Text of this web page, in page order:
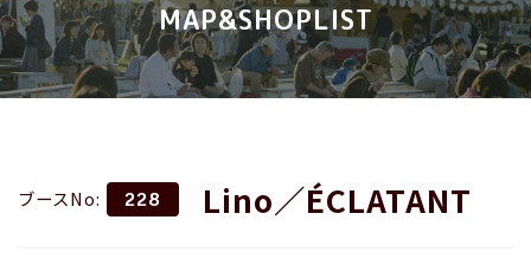
MAP&SHOPLIST
ブースNo: 228 Lino／ÉCLATANT